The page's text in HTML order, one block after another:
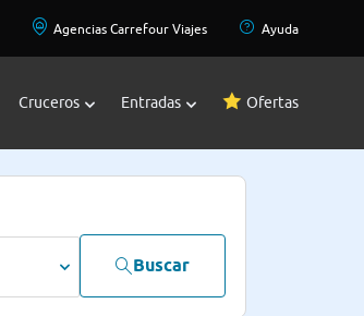
Agencias Carrefour Viajes Ayuda
Cruceros Entradas Ofertas
Buscar